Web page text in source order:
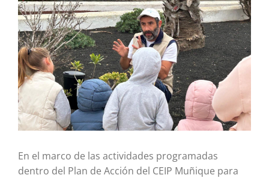
grande
En el marco de las actividades programadas
dentro del Plan de Acción del CEIP Muñique para